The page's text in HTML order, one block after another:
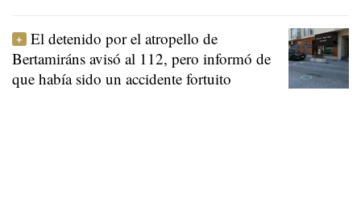
El detenido por el atropello de
Bertamiráns avisó al 112, pero informó de
que había sido un accidente fortuito